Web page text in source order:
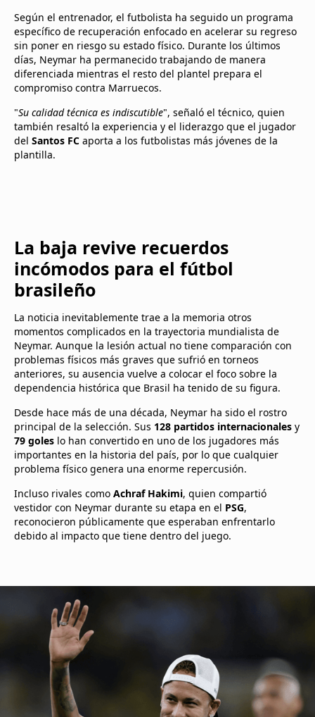
Según el entrenador, el futbolista ha seguido un programa
específico de recuperación enfocado en acelerar su regreso
sin poner en riesgo su estado físico. Durante los últimos
días, Neymar ha permanecido trabajando de manera
diferenciada mientras el resto del plantel prepara el
compromiso contra Marruecos.
"Su calidad técnica es indiscutible", señaló el técnico, quien
también resaltó la experiencia y el liderazgo que el jugador
del Santos FC aporta a los futbolistas más jóvenes de la
plantilla.
La baja revive recuerdos
incómodos para el fútbol
brasileño
La noticia inevitablemente trae a la memoria otros
momentos complicados en la trayectoria mundialista de
Neymar. Aunque la lesión actual no tiene comparación con
problemas físicos más graves que sufrió en torneos
anteriores, su ausencia vuelve a colocar el foco sobre la
dependencia histórica que Brasil ha tenido de su figura.
Desde hace más de una década, Neymar ha sido el rostro
principal de la selección. Sus 128 partidos internacionales y
79 goles lo han convertido en uno de los jugadores más
importantes en la historia del país, por lo que cualquier
problema físico genera una enorme repercusión.
Incluso rivales como Achraf Hakimi, quien compartió
vestidor con Neymar durante su etapa en el PSG,
reconocieron públicamente que esperaban enfrentarlo
debido al impacto que tiene dentro del juego.